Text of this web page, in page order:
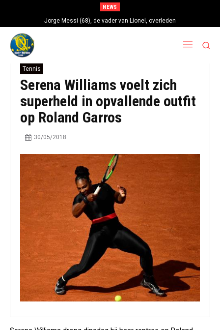
NEWS
Jorge Messi (68), de vader van Lionel, overleden
Tennis
Serena Williams voelt zich
superheld in opvallende outfit
op Roland Garros
30/05/2018